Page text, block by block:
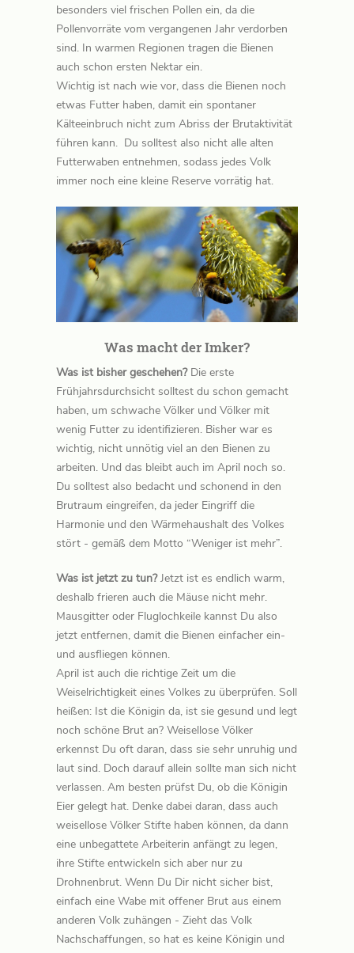
besonders viel frischen Pollen ein, da die
Pollenvorräte vom vergangenen Jahr verdorben
sind. In warmen Regionen tragen die Bienen
auch schon ersten Nektar ein.
Wichtig ist nach wie vor, dass die Bienen noch
etwas Futter haben, damit ein spontaner
Kälteeinbruch nicht zum Abriss der Brutaktivität
führen kann. Du solltest also nicht alle alten
Futterwaben entnehmen, sodass jedes Volk
immer noch eine kleine Reserve vorrätig hat.
Was macht der Imker?
Was ist bisher geschehen?Die erste
Frühjahrsdurchsicht solltest du schon gemacht
haben, um schwache Völker und Völker mit
wenig Futter zu identifizieren. Bisher war es
wichtig, nicht unnötig viel an den Bienen zu
arbeiten. Und das bleibt auch im April noch so.
Du solltest also bedacht und schonend in den
Brutraum eingreifen, da jeder Eingriff die
Harmonie und den Wärmehaushalt des Volkes
stört - gemäß dem Motto “Weniger ist mehr”.
Was ist jetzt zu tun?Jetzt ist es endlich warm,
deshalb frieren auch die Mäuse nicht mehr.
Mausgitter oder Fluglochkeile kannst Du also
jetzt entfernen, damit die Bienen einfacher ein-
und ausfliegen können.
April ist auch die richtige Zeit um die
Weiselrichtigkeit eines Volkes zu überprüfen. Soll
heißen: Ist die Königin da, ist sie gesund und legt
noch schöne Brut an? Weisellose Völker
erkennst Du oft daran, dass sie sehr unruhig und
laut sind. Doch darauf allein sollte man sich nicht
verlassen. Am besten prüfst Du, ob die Königin
Eier gelegt hat. Denke dabei daran, dass auch
weisellose Völker Stifte haben können, da dann
eine unbegattete Arbeiterin anfängt zu legen,
ihre Stifte entwickeln sich aber nur zu
Drohnenbrut. Wenn Du Dir nicht sicher bist,
einfach eine Wabe mit offener Brut aus einem
anderen Volk zuhängen - Zieht das Volk
Nachschaffungen, so hat es keine Königin und